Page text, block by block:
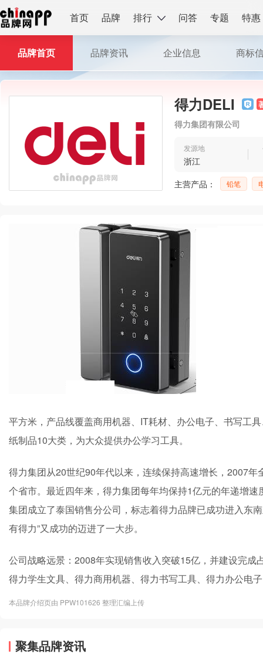
首页 品牌 排行 问答 专题 特惠
得力DELI
得力集团有限公司
发源地
浙江
主营产品：
铅笔
品牌首页 品牌资讯 企业信息 商标
平方米，产品线覆盖商用机器、IT耗材、办公电子、书写工
纸制品10大类，为大众提供办公学习工具。
得力集团从20世纪90年代以来，连续保持高速增长，2007
个省市。最近四年来，得力集团每年均保持1亿元的年递增
集团成立了泰国销售分公司，标志着得力品牌已成功进入东
有得力”又成功的迈进了一大步。
公司战略远景：2008年实现销售收入突破15亿，并建设完
得力学生文具、得力商用机器、得力书写工具、得力办公电
本品牌介绍页由 PPW101626 整理汇编上传
聚集品牌资讯